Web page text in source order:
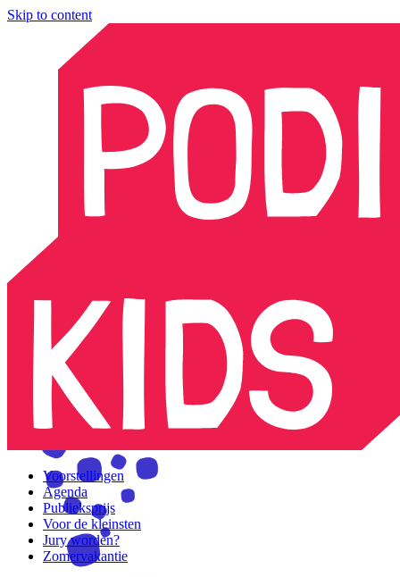
Skip to content
Voorstellingen
Agenda
Publieksprijs
Voor de kleinsten
Jury worden?
Zomervakantie